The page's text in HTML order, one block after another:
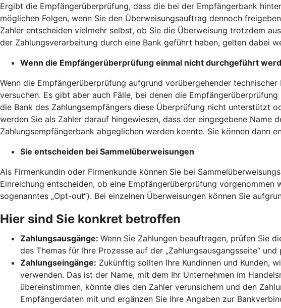
Ergibt die Empfängerüberprüfung, dass die bei der Empfängerbank
möglichen Folgen, wenn Sie den Überweisungsauftrag dennoch
Zahler entscheiden vielmehr selbst, ob Sie die Überweisung trotzdem
der Zahlungsverarbeitung durch eine Bank geführt haben, gelten dabei
Wenn die Empfängerüberprüfung einmal nicht durchgeführt
Wenn die Empfängerüberprüfung aufgrund vorübergehender
versuchen. Es gibt aber auch Fälle, bei denen die
die Bank des Zahlungsempfängers diese Überprüfung nicht unterstützt
werden Sie als Zahler darauf hingewiesen, dass der eingegebene
Zahlungsempfängerbank abgeglichen werden konnte. Sie können dann
Sie entscheiden bei Sammelüberweisungen
Als Firmenkundin oder Firmenkunde können Sie bei
Einreichung entscheiden, ob eine Empfängerüberprüfung
sogenanntes „Opt-out“). Bei einzelnen Überweisungen können Sie
Hier sind Sie konkret betroffen
Zahlungsausgänge: Wenn Sie Zahlungen beauftragen, prüfen Sie
des Themas für Ihre Prozesse auf der „Zahlungsausgangsseite“
Zahlungseingänge: Zukünftig sollten Ihre Kundinnen und Kunden,
verwenden. Das ist der Name, mit dem Ihr Unternehmen im
übereinstimmen, könnte dies den Zahler verunsichern und den
Empfängerdaten mit und ergänzen Sie Ihre Angaben zur